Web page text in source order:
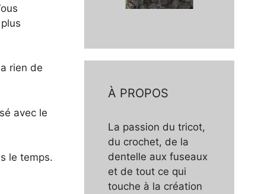
rien de
avec le
le temps.
À PROPOS
La passion du tricot,
du crochet, de la
dentelle aux fuseaux
et de tout ce qui
touche à la création